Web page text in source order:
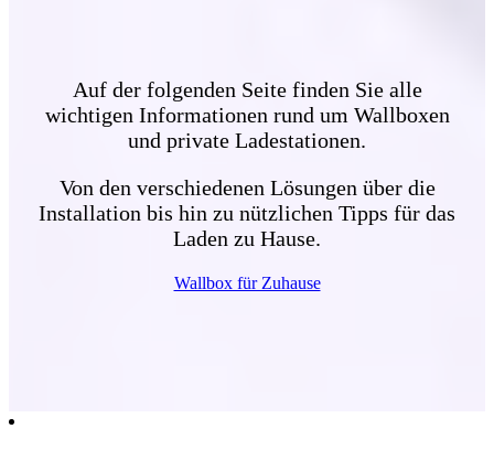
Auf der folgenden Seite finden Sie alle
wichtigen Informationen rund um Wallboxen
und private Ladestationen.
Von den verschiedenen Lösungen über die
Installation bis hin zu nützlichen Tipps für das
Laden zu Hause.
Wallbox für Zuhause